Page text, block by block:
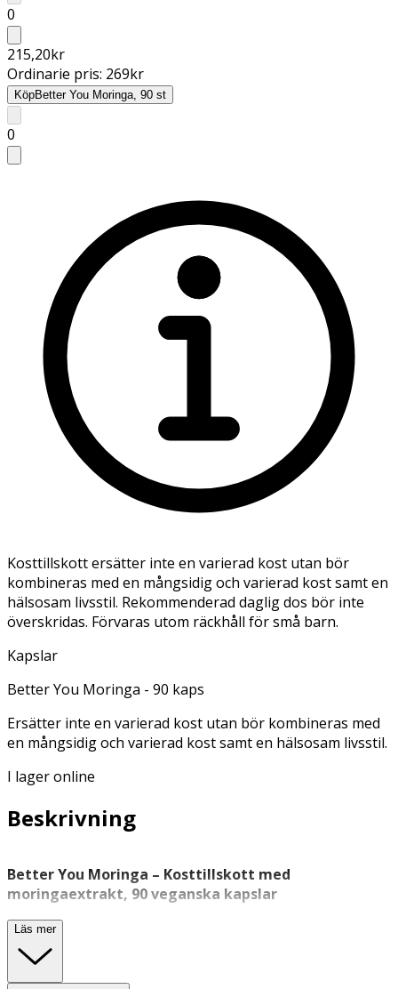
0
215,20kr
Ordinarie pris: 269kr
KöpBetter You Moringa, 90 st
0
Kosttillskott ersätter inte en varierad kost utan bör
kombineras med en mångsidig och varierad kost samt en
hälsosam livsstil. Rekommenderad daglig dos bör inte
överskridas. Förvaras utom räckhåll för små barn.
Kapslar
Better You Moringa - 90 kaps
Ersätter inte en varierad kost utan bör kombineras med
en mångsidig och varierad kost samt en hälsosam livsstil.
I lager online
Beskrivning
Better You Moringa – Kosttillskott med
moringaextrakt, 90 veganska kapslar
Better You Moringa är ett veganskt
moringaextrakt i kapselform. Varje kapsel innehåller 450
mg moringaextrakt (4:1), vilket motsvarar 1 800 mg
Läs mer